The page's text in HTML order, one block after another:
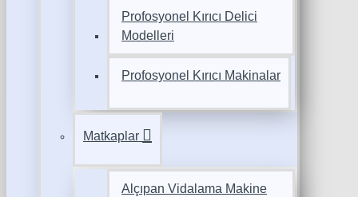
Profosyonel Kırıcı Delici
Modelleri
Profosyonel Kırıcı Makinalar
Matkaplar
Alçıpan Vidalama Makine